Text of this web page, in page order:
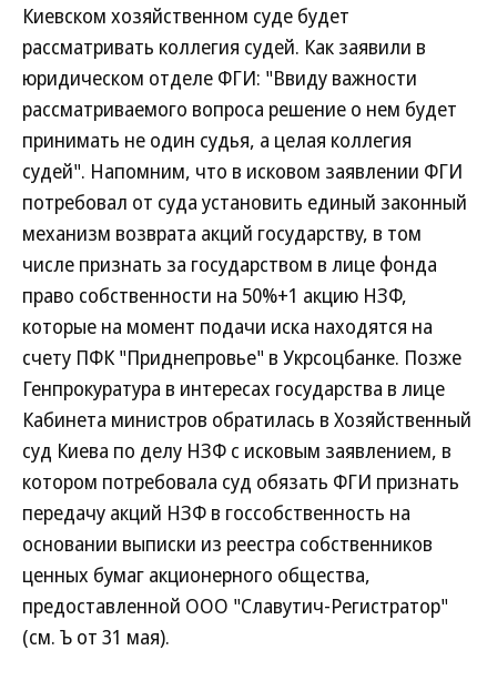
Киевском хозяйственном суде будет
рассматривать коллегия судей. Как заявили в
юридическом отделе ФГИ: "Ввиду важности
рассматриваемого вопроса решение о нем будет
принимать не один судья, а целая коллегия
судей". Напомним, что в исковом заявлении ФГИ
потребовал от суда установить единый законный
механизм возврата акций государству, в том
числе признать за государством в лице фонда
право собственности на 50%+1 акцию НЗФ,
которые на момент подачи иска находятся на
счету ПФК "Приднепровье" в Укрсоцбанке. Позже
Генпрокуратура в интересах государства в лице
Кабинета министров обратилась в Хозяйственный
суд Киева по делу НЗФ с исковым заявлением, в
котором потребовала суд обязать ФГИ признать
передачу акций НЗФ в госсобственность на
основании выписки из реестра собственников
ценных бумаг акционерного общества,
предоставленной ООО "Славутич-Регистратор"
(см. Ъ от 31 мая).